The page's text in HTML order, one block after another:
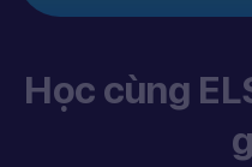
Học cùng